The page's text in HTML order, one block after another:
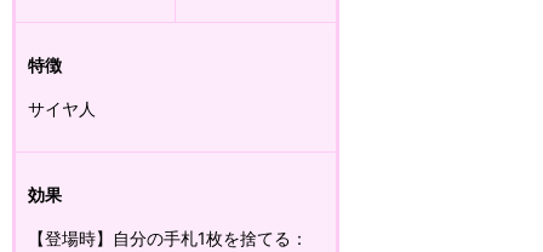
特徴
サイヤ人
効果
【登場時】自分の手札1枚を捨てる：